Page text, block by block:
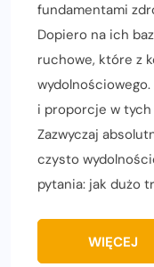
fundamentami
Dopiero na ich
ruchowe, które z
wydolnościowego.
i proporcje w tych
Zazwyczaj
czysto
pytania: jak dużo
WIĘCEJ